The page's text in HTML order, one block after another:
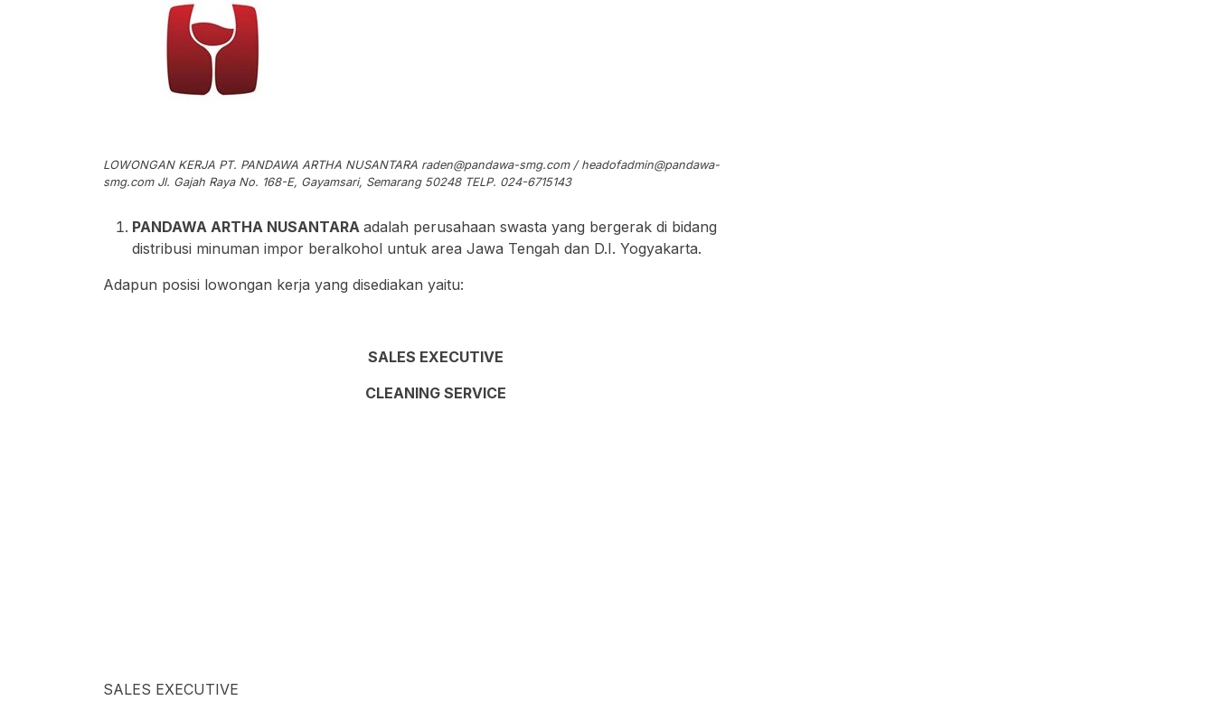
LOWONGAN KERJA PT. PANDAWA ARTHA NUSANTARA raden@pandawa-smg.com/ headofadmin@pandawa-
smg.comJl. Gajah Raya No. 168-E, Gayamsari, Semarang 50248 TELP. 024-6715143
PANDAWA ARTHA NUSANTARA adalah perusahaan swasta yang bergerak di bidang
distribusi minuman impor beralkohol untuk area Jawa Tengah dan D.I. Yogyakarta.
Adapun posisi lowongan kerja yang disediakan yaitu:
SALES EXECUTIVE
CLEANING SERVICE
SALES EXECUTIVE